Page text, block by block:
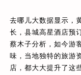
去哪儿大数据显示，
长，县城高星酒店预
蔡木子分析，如今游
味，当地独特的旅游
店，都大大提升了这